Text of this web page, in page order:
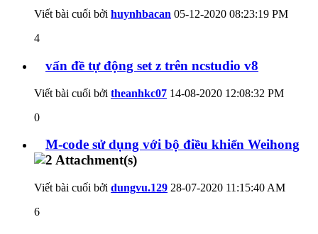
Viết bài cuối bởi huynhbacan 05-12-2020 08:23:19 PM
4
vấn đề tự động set z trên ncstudio v8
Viết bài cuối bởi theanhkc07 14-08-2020 12:08:32 PM
0
M-code sử dụng với bộ điều khiển Weihong
Viết bài cuối bởi dungvu.129 28-07-2020 11:15:40 AM
6